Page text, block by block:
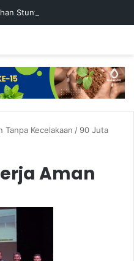
Tanpa Kecelakaan / 90 Juta
Aman